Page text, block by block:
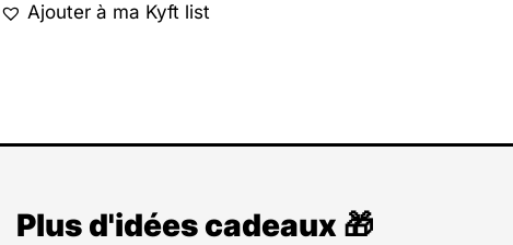
Ajouter à ma Kyft list
Plus d'idées cadeaux 🎁